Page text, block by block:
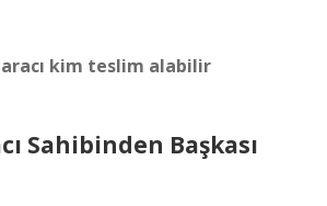
kim teslim alabilir
Sahibinden Başkası